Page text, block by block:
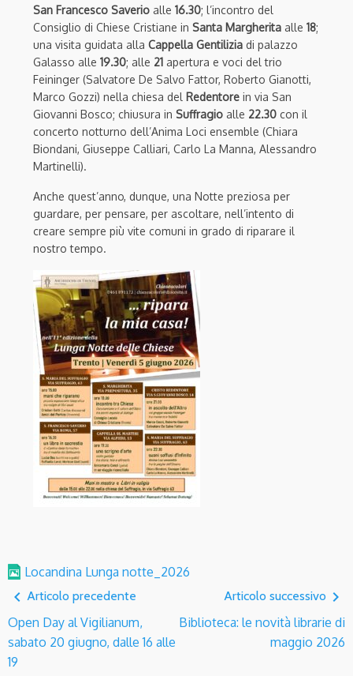
San Francesco Saverio alle 16.30; l’incontro del
Consiglio di Chiese Cristiane in Santa Margherita alle 18;
una visita guidata alla Cappella Gentilizia di palazzo
Galasso alle 19.30; alle 21 apertura e voci del trio
Feininger (Salvatore De Salvo Fattor, Roberto Gianotti,
Marco Gozzi) nella chiesa del Redentore in via San
Giovanni Bosco; chiusura in Suffragio alle 22.30 con il
concerto notturno dell’Anima Loci ensemble (Chiara
Biondani, Giuseppe Calliari, Carlo La Manna, Alessandro
Martinelli).
Anche quest’anno, dunque, una Notte preziosa per
guardare, per pensare, per ascoltare, nell’intento di
creare sempre più vite comuni in grado di riparare il
nostro tempo.
Locandina Lunga notte_2026
navigate_before Articolo precedente
Open Day al Vigilianum,
sabato 20 giugno, dalle 16 alle
19
Articolo successivo navigate_next
Biblioteca: le novità librarie di
maggio 2026